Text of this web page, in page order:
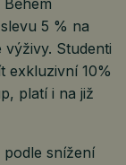
5 % na
Studenti
exkluzivní 10%
platí i na již
podle snížení